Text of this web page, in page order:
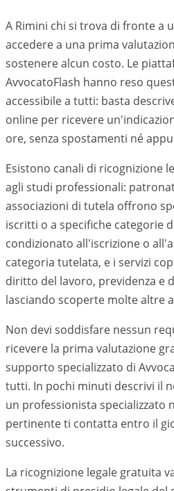
A Rimini chi si trova di fronte a
accedere a una prima
sostenere alcun costo. Le
AvvocatoFlash hanno reso
accessibile a tutti: basta
online per ricevere
ore, senza spostamenti né
Esistono canali di ricognizione
agli studi professionali:
associazioni di tutela offrono
iscritti o a specifiche categorie
condizionato all'iscrizione o
categoria tutelata, e i servizi
diritto del lavoro, previdenza
lasciando scoperte molte altre
Non devi soddisfare nessun
ricevere la prima valutazione
supporto specializzato di
tutti. In pochi minuti descrivi il
un professionista specializzato
pertinente ti contatta entro il
successivo.
La ricognizione legale gratuita